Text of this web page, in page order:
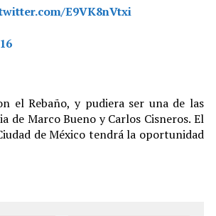
E9VK8nVtxi
el Rebaño, y pudiera ser una de las
de Marco Bueno y Carlos Cisneros. El
de México tendrá la oportunidad